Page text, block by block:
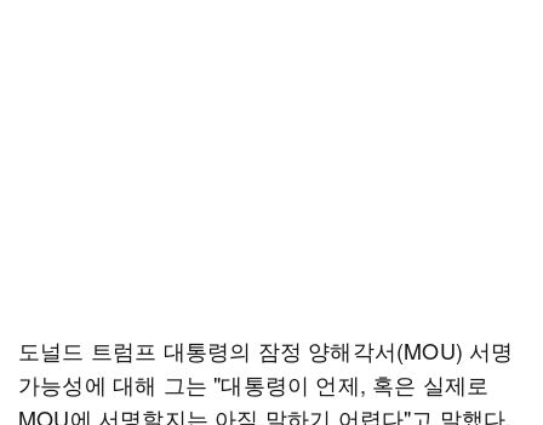
도널드 트럼프 대통령의 잠정 양해각서(MOU) 서명
가능성에 대해 그는 "대통령이 언제, 혹은 실제로
MOU에 서명할지는 아직 말하기 어렵다"고 말했다.